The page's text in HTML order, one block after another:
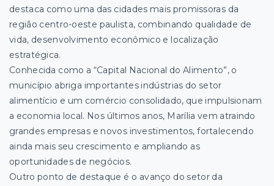
destaca como uma das cidades mais promissoras da
região centro-oeste paulista, combinando qualidade de
vida, desenvolvimento econômico e localização
estratégica.
Conhecida como a “Capital Nacional do Alimento”, o
município abriga importantes indústrias do setor
alimentício e um comércio consolidado, que impulsionam
a economia local. Nos últimos anos, Marília vem atraindo
grandes empresas e novos investimentos, fortalecendo
ainda mais seu crescimento e ampliando as
oportunidades de negócios.
Outro ponto de destaque é o avanço do setor da